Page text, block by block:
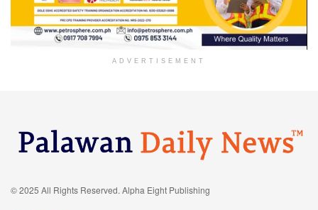
ADVERTISEMENT
© 2025 All Rights Reserved. Alpha Eight Publishing